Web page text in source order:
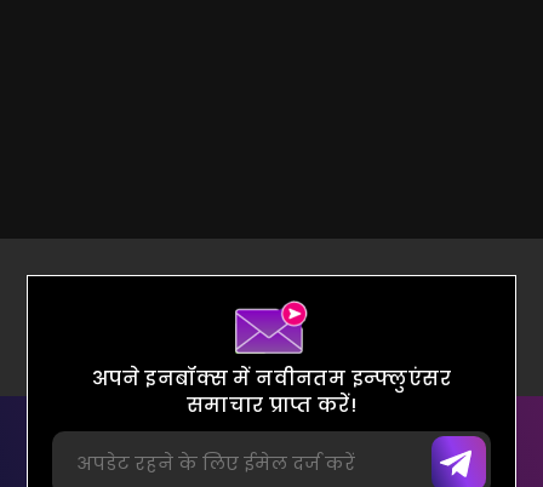
अपने इनबॉक्स में नवीनतम इन्फ्लुएंसर
समाचार प्राप्त करें!